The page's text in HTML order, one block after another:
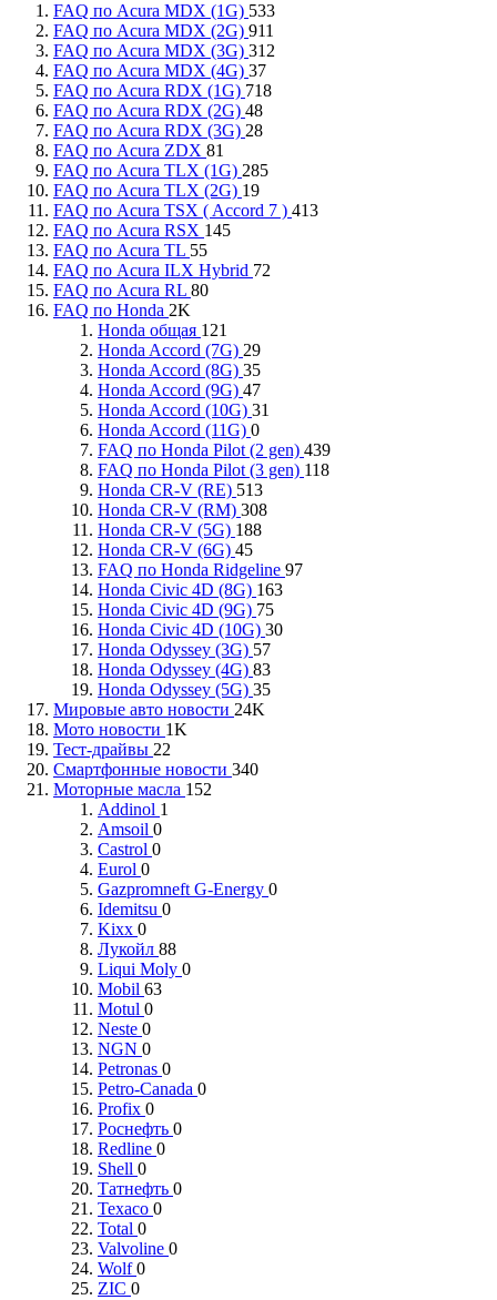
FAQ по Acura MDX (1G) 533
FAQ по Acura MDX (2G) 911
FAQ по Acura MDX (3G) 312
FAQ по Acura MDX (4G) 37
FAQ по Acura RDX (1G) 718
FAQ по Acura RDX (2G) 48
FAQ по Acura RDX (3G) 28
FAQ по Acura ZDX 81
FAQ по Acura TLX (1G) 285
FAQ по Acura TLX (2G) 19
FAQ по Acura TSX ( Accord 7 ) 413
FAQ по Acura RSX 145
FAQ по Acura TL 55
FAQ по Acura ILX Hybrid 72
FAQ по Acura RL 80
FAQ по Honda 2K
Honda общая 121
Honda Accord (7G) 29
Honda Accord (8G) 35
Honda Accord (9G) 47
Honda Accord (10G) 31
Honda Accord (11G) 0
FAQ по Honda Pilot (2 gen) 439
FAQ по Honda Pilot (3 gen) 118
Honda CR-V (RE) 513
Honda CR-V (RM) 308
Honda CR-V (5G) 188
Honda CR-V (6G) 45
FAQ по Honda Ridgeline 97
Honda Civic 4D (8G) 163
Honda Civic 4D (9G) 75
Honda Civic 4D (10G) 30
Honda Odyssey (3G) 57
Honda Odyssey (4G) 83
Honda Odyssey (5G) 35
Мировые авто новости 24K
Мото новости 1K
Тест-драйвы 22
Смартфонные новости 340
Моторные масла 152
Addinol 1
Amsoil 0
Castrol 0
Eurol 0
Gazpromneft G-Energy 0
Idemitsu 0
Kixx 0
Лукойл 88
Liqui Moly 0
Mobil 63
Motul 0
Neste 0
NGN 0
Petronas 0
Petro-Canada 0
Profix 0
Роснефть 0
Redline 0
Shell 0
Татнефть 0
Texaco 0
Total 0
Valvoline 0
Wolf0
ZIC 0